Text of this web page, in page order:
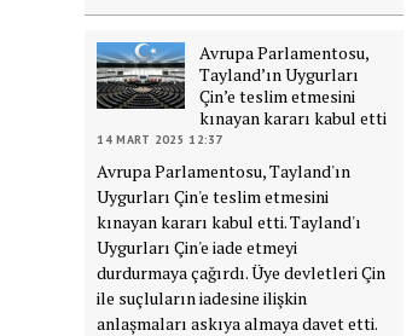
Avrupa Parlamentosu,
Tayland’ın Uygurları
Çin’e teslim etmesini
kınayan kararı kabul etti
14 MART 2025 12:37
Avrupa Parlamentosu, Tayland'ın
Uygurları Çin'e teslim etmesini
kınayan kararı kabul etti. Tayland'ı
Uygurları Çin'e iade etmeyi
durdurmaya çağırdı. Üye devletleri Çin
ile suçluların iadesine ilişkin
anlaşmaları askıya almaya davet etti.